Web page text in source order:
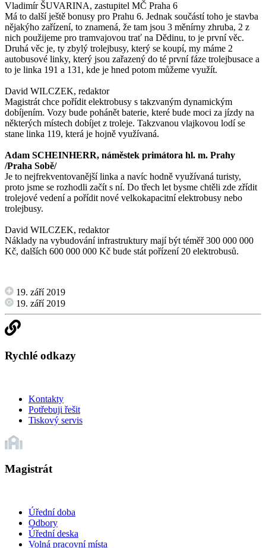
Vladimír ŠUVARINA, zastupitel MČ Praha 6
Má to další ještě bonusy pro Prahu 6. Jednak součástí toho je stavba
nějakýho zařízení, to znamená, že tam jsou 3 měnírny zhruba, 2 z
nich použijeme pro tramvajovou trať na Dědinu, to je první věc.
Druhá věc je, ty zbylý trolejbusy, který se koupí, my máme 2
autobusové linky, který jsou zařazený do té první fáze trolejbusace a
to je linka 191 a 131, kde je hned potom můžeme využít.
David WILCZEK, redaktor
Magistrát chce pořídit elektrobusy s takzvaným dynamickým
dobíjením. Vozy bude pohánět baterie, které bude moci za jízdy na
některých místech dobíjet z troleje. Takzvanou vlajkovou lodí se
stane linka 119, která je hojně využívaná.
Adam SCHEINHERR, náměstek primátora hl. m. Prahy
/Praha Sobě/
Je to nejfrekventovanější linka a navíc hodně využívaná turisty,
proto jsme se rozhodli začít s ní. Do třech let bysme chtěli zde zřídit
trolejové vedení a pořídit nové velkokapacitní elektrobusy nebo
trolejbusy.
David WILCZEK, redaktor
Náklady na vybudování infrastruktury mají být téměř 300 000 000
Kč, dalších 600 000 000 Kč bude stát pořízení 20 elektrobusů.
19. září 2019
19. září 2019
Rychlé odkazy
Kontakty
Potřebuji řešit
Tiskový servis
Magistrát
Úřední doba
Odbory
Úřední deska
Volná pracovní místa